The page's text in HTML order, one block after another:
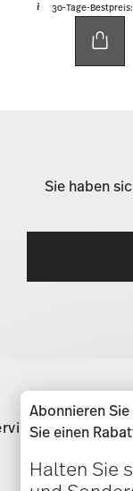
30-Tage-
Sie haben
Abonnieren
Sie einen
Halten Sie